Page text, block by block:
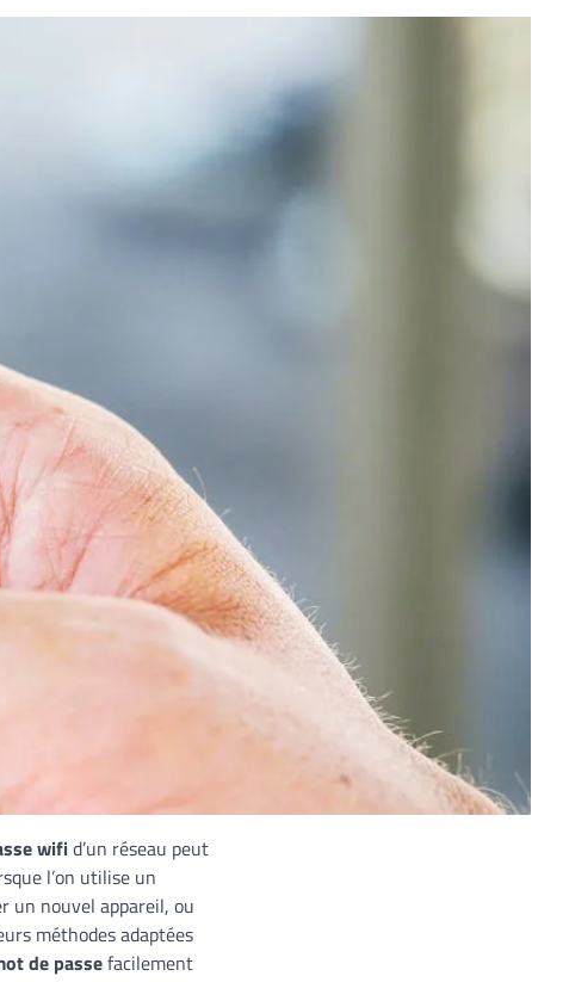
wifid’un réseau peut
l’on utilise un
un nouvel appareil, ou
méthodes adaptées
de passefacilement